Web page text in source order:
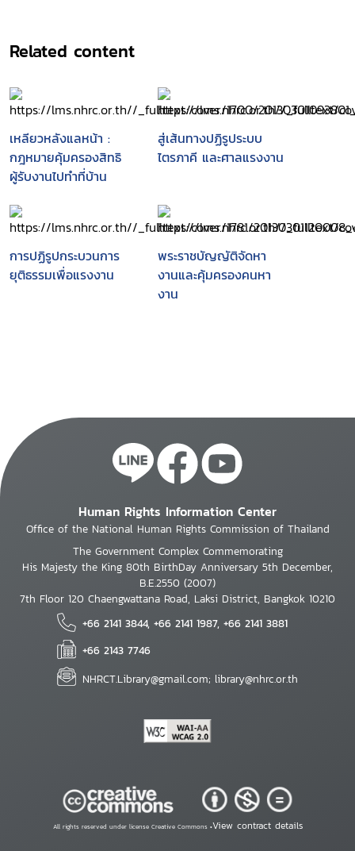
Related content
เหลียวหลังแลหน้า :
กฎหมายคุ้มครองสิทธิ
ผู้รับงานไปทำที่บ้าน
สู่เส้นทางปฏิรูประบบ
ไตรภาคี และศาลแรงงาน
การปฏิรูปกระบวนการ
ยุติธรรมเพื่อแรงงาน
พระราชบัญญัติจัดหา
งานและคุ้มครองคนหา
งาน
Human Rights Information Center
Office of the National Human Rights Commission of Thailand
The Government Complex Commemorating
His Majesty the King 80th BirthDay Anniversary 5th December,
B.E.2550 (2007)
7th Floor 120 Chaengwattana Road, Laksi District, Bangkok 10210
+66 2141 3844, +66 2141 1987, +66 2141 3881
+66 2143 7746
NHRCT.Library@gmail.com; library@nhrc.or.th
All rights reserved under license Creative Commons •View contract details